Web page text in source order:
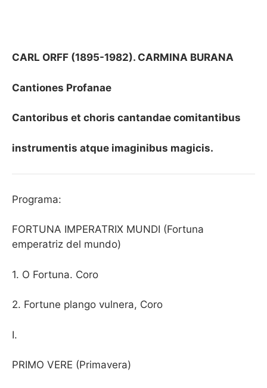
CARL ORFF (1895-1982). CARMINA BURANA
Cantiones Profanae
Cantoribus et choris cantandae comitantibus
instrumentis atque imaginibus magicis.
Programa:
FORTUNA IMPERATRIX MUNDI (Fortuna
emperatriz del mundo)
1. O Fortuna. Coro
2. Fortune plango vulnera, Coro
I.
PRIMO VERE (Primavera)